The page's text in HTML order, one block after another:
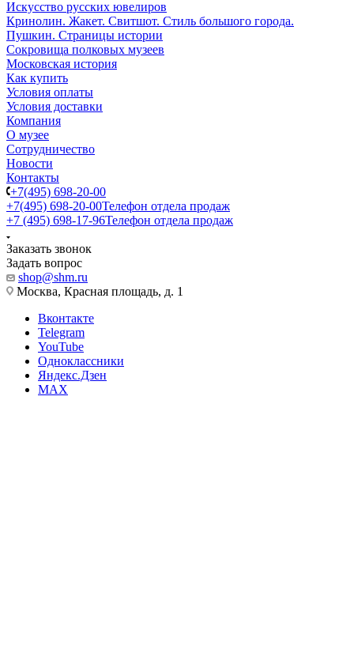
Искусство русских ювелиров
Кринолин. Жакет. Свитшот. Стиль большого города.
Пушкин. Страницы истории
Сокровища полковых музеев
Московская история
Как купить
Условия оплаты
Условия доставки
Компания
О музее
Сотрудничество
Новости
Контакты
+7(495) 698-20-00
+7(495) 698-20-00Телефон отдела продаж
+7 (495) 698-17-96Телефон отдела продаж
Заказать звонок
Задать вопрос
shop@shm.ru
Москва, Красная площадь, д. 1
Вконтакте
Telegram
YouTube
Одноклассники
Яндекс.Дзен
MAX